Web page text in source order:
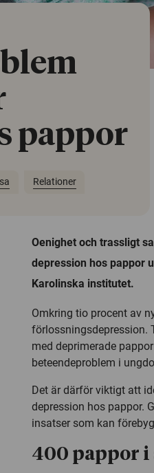
pappor
Relationer
Oenighet och trassligt
depression hos pappor
Karolinska institutet.
Omkring tio procent av
förlossningsdepression.
med deprimerade
beteendeproblem i
Det är därför viktigt att
depression hos pappor.
insatser som kan
400 pappor i